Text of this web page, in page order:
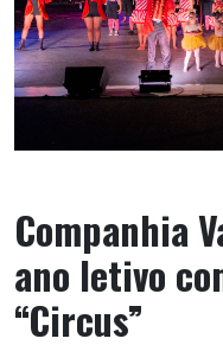
Companhia
ano letivo
“Circus”